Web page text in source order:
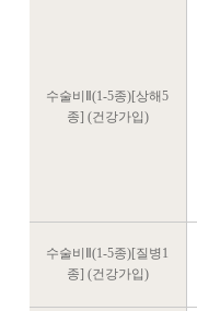
수술비Ⅱ(1-5종)[상해5
종] (건강가입)
수술비Ⅱ(1-5종)[질병1
종] (건강가입)